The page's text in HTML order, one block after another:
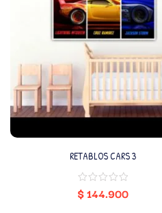
RETABLOS CARS 3
$144.900